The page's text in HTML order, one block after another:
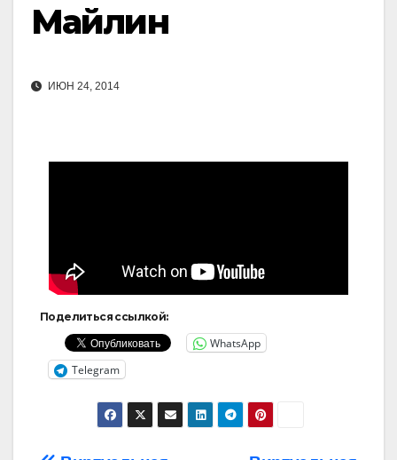
Майлин
ИЮН 24, 2014
Поделиться ссылкой:
WhatsApp
Telegram